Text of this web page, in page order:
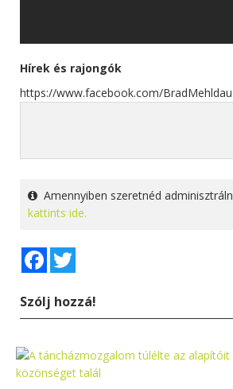
Hírek és rajongók
https://www.facebook.com/BradMehldau
Amennyiben szeretnéd
kattints ide.
Facebook
Szólj hozzá!